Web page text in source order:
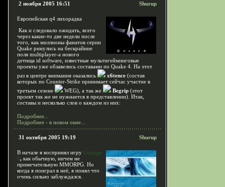
2 ноября 2005 16:51 Shurup
Европейская q4 лихорадка
Как и следовало ожидать, всего
через какие-то две недели после
того, как миллионы фанатов серии
Quake ринулись на бескрайние
поля multiplayer-a нового
детища id software, известные мультигейминговые
проекты уже обзавелись составами по Quake 4. На этот
раз в центре внимания оказались
x6tence (состав
которых по Counter-Strike принимает сейчас участие в
третьем сезоне
WEG), а так же Begrip (этот
проект так же не нужнается в представлении). Итак,
составы и несколько слов о каждом из них:
Подробнее...
Подробнее - в новом окне...
31 октября 2005 19:19 Shurup
В начале я воспринял игру Lineage
ll, как обычную, ничем не
примечательную MMORPG. Но
когда я поиграл в неё, я понял что
очень сильно заблуждался.